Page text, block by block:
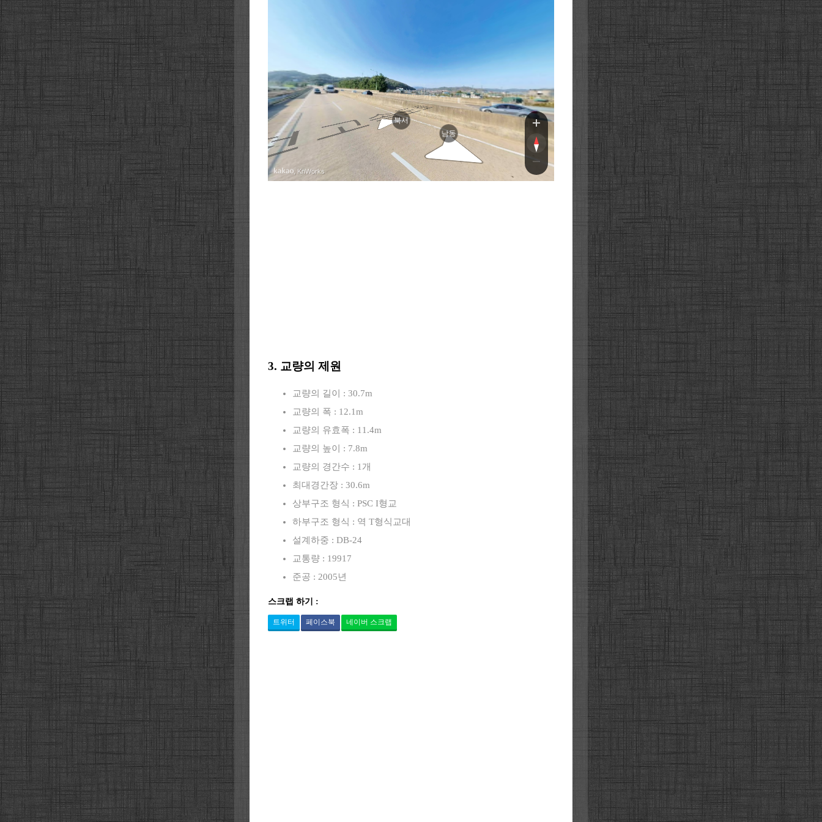
통영대전고
통영대전고
북서
남동
, KnWorks
3. 교량의 제원
교량의 길이 : 30.7m
교량의 폭 : 12.1m
교량의 유효폭 : 11.4m
교량의 높이 : 7.8m
교량의 경간수 : 1개
최대경간장 : 30.6m
상부구조 형식 : PSC I형교
하부구조 형식 : 역 T형식교대
설계하중 : DB-24
교통량 : 19917
준공 : 2005년
스크랩 하기 :
트위터 페이스북 네이버 스크랩